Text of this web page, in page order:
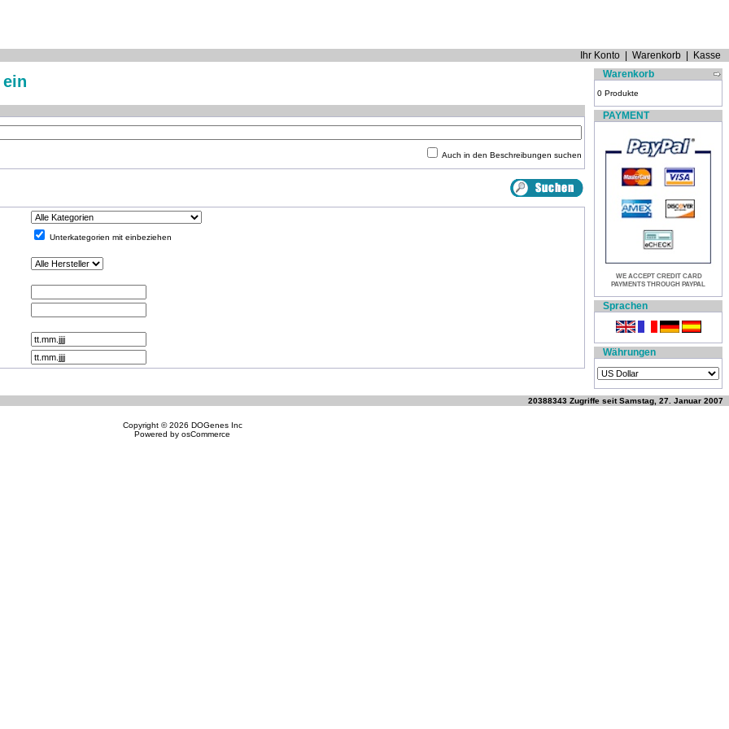
Ihr Konto Warenkorb
Kasse
Auch in den Beschreibungen suchen
Unterkategorien mit einbeziehen
Warenkorb
0 Produkte
PAYMENT
WE ACCEPT CREDIT CARD
PAYMENTS THROUGH PAYPAL
Sprachen
Währungen
20388343 Zugriffe seit Samstag, 27. Januar 2007
Copyright © 2026 DOGenes Inc
Powered by osCommerce